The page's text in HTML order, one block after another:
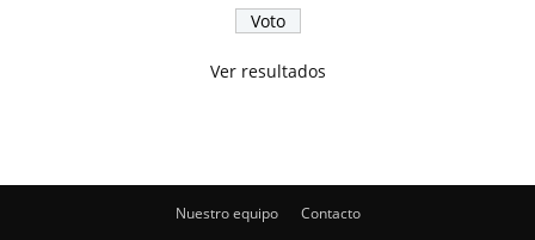
Ver resultados
Nuestro equipo Contacto